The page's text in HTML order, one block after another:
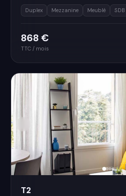
Duplex Mezzanine Meublé SDB
868 €
TTC / mois
T2